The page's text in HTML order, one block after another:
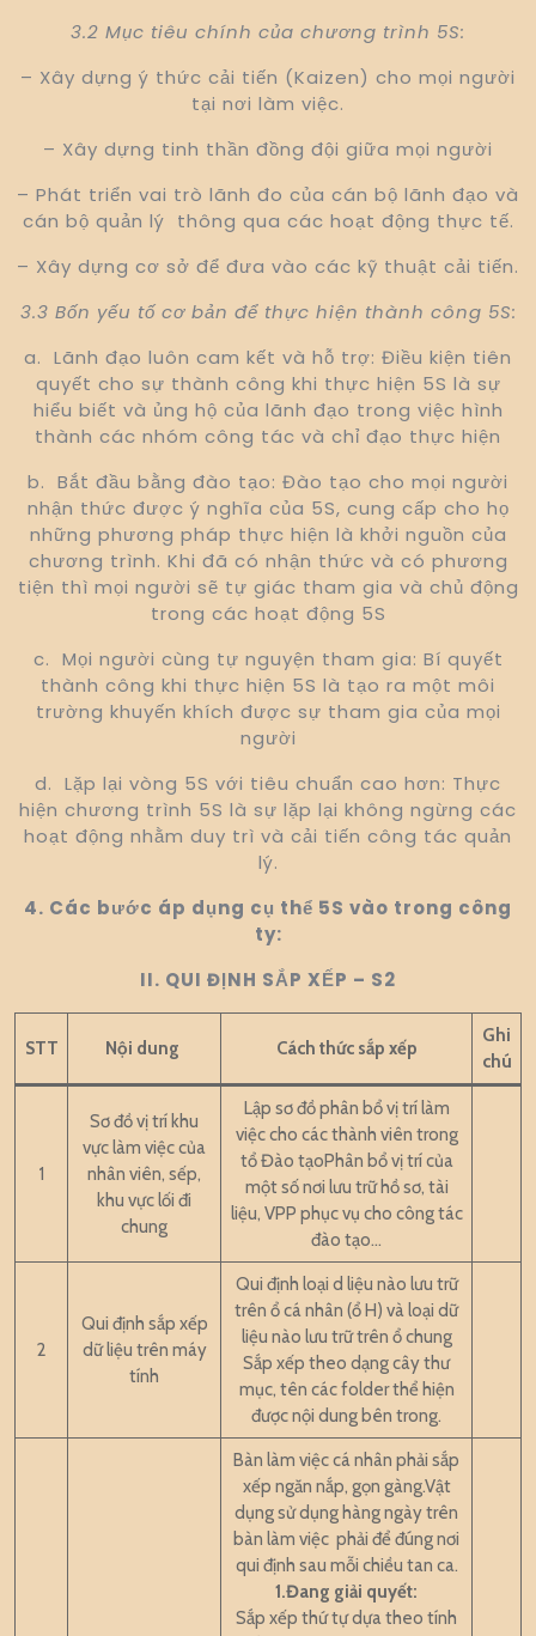
3.2 Mục tiêu chính của chương trình 5S:
– Xây dựng ý thức cải tiến (Kaizen) cho mọi người
tại nơi làm việc.
– Xây dựng tinh thần đồng đội giữa mọi người
– Phát triển vai trò lãnh đo của cán bộ lãnh đạo và
cán bộ quản lý thông qua các hoạt động thực tế.
– Xây dựng cơ sở để đưa vào các kỹ thuật cải tiến.
3.3 Bốn yếu tố cơ bản để thực hiện thành công 5S:
a. Lãnh đạo luôn cam kết và hỗ trợ: Điều kiện tiên
quyết cho sự thành công khi thực hiện 5S là sự
hiểu biết và ủng hộ của lãnh đạo trong việc hình
thành các nhóm công tác và chỉ đạo thực hiện
b. Bắt đầu bằng đào tạo: Đào tạo cho mọi người
nhận thức được ý nghĩa của 5S, cung cấp cho họ
những phương pháp thực hiện là khởi nguồn của
chương trình. Khi đã có nhận thức và có phương
tiện thì mọi người sẽ tự giác tham gia và chủ động
trong các hoạt động 5S
c. Mọi người cùng tự nguyện tham gia: Bí quyết
thành công khi thực hiện 5S là tạo ra một môi
trường khuyến khích được sự tham gia của mọi
người
d. Lặp lại vòng 5S với tiêu chuẩn cao hơn: Thực
hiện chương trình 5S là sự lặp lại không ngừng các
hoạt động nhằm duy trì và cải tiến công tác quản
lý.
4. Các bước áp dụng cụ thể 5S vào trong công
ty:
II. QUI ĐỊNH SẮP XẾP – S2
STT Nội dung Cách thức sắp xếp
Ghi
chú
1
Sơ đồ vị trí khu
vực làm việc của
nhân viên, sếp,
khu vực lối đi
chung
Lập sơ đồ phân bổ vị trí làm
việc cho các thành viên trong
tổ Đào tạoPhân bổ vị trí của
một số nơi lưu trữ hồ sơ, tài
liệu, VPP phục vụ cho công tác
đào tạo…
2
Qui định sắp xếp
dữ liệu trên máy
tính
Qui định loại d liệu nào lưu trữ
trên ổ cá nhân (ổ H) và loại dữ
liệu nào lưu trữ trên ổ chung
Sắp xếp theo dạng cây thư
mục, tên các folder thể hiện
được nội dung bên trong.
Bàn làm việc cá nhân phải sắp
xếp ngăn nắp, gọn gàng.Vật
dụng sử dụng hàng ngày trên
bàn làm việc phải để đúng nơi
qui định sau mỗi chiều tan ca.
1.Đang giải quyết:
Sắp xếp thứ tự dựa theo tính